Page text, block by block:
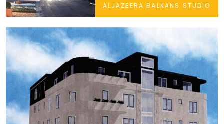
ALJAZEERA BALKANS STUDIO